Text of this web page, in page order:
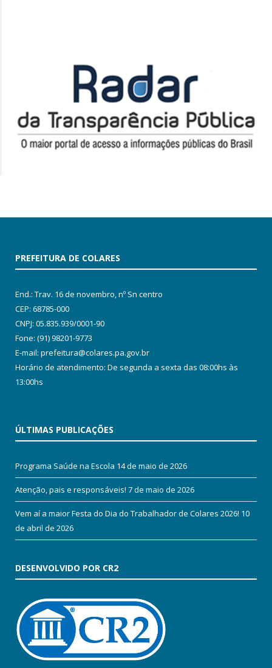
PREFEITURA DE COLARES
End.: Trav. 16 de novembro, nº Sn centro
CEP: 68785-000
CNPJ: 05.835.939/0001-90
Fone: (91) 98201-9773
E-mail: prefeitura@colares.pa.gov.br
Horário de atendimento: De segunda a sexta das 08:00hs às
13:00hs
ÚLTIMAS PUBLICAÇÕES
Programa Saúde na Escola 14 de maio de 2026
Atenção, pais e responsáveis! 7 de maio de 2026
Vem aí a maior Festa do Dia do Trabalhador de Colares 2026! 10
de abril de 2026
DESENVOLVIDO POR CR2